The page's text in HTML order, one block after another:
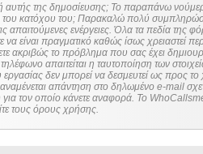
της δημοσίευσης; Το παραπάνω
του κατόχου του; Παρακαλώ πολύ
απαιτούμενες ενέργειες. Όλα τα πεδία της
είναι πραγματικό καθώς ίσως χρειαστεί
ακριβώς το πρόβλημα που σας έχει
δεν μπορεί να δεσμευτεί ως προς
απάντηση στο δηλωμένο e-mail
τον οποίο κάνετε αναφορά. Το
τους όρους χρήσης.